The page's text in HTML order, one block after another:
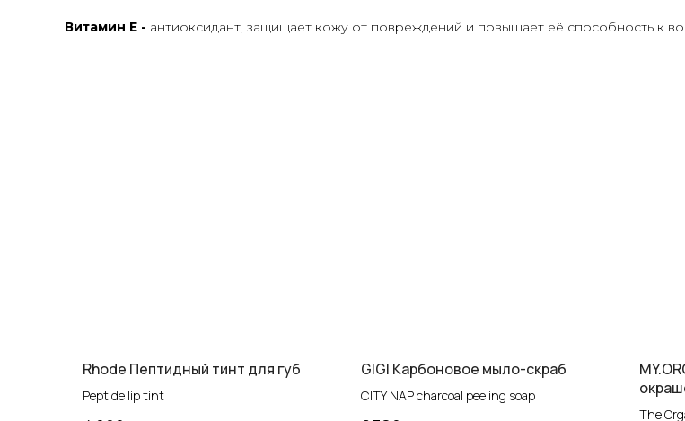
Витамин Е - антиоксидант, защищает кожу от повреждений и повышает её способность к
Rhode Пептидный тинт для губ
Peptide lip tint
GIGI Карбоновое мыло-скраб
CITY NAP charcoal peeling soap
The